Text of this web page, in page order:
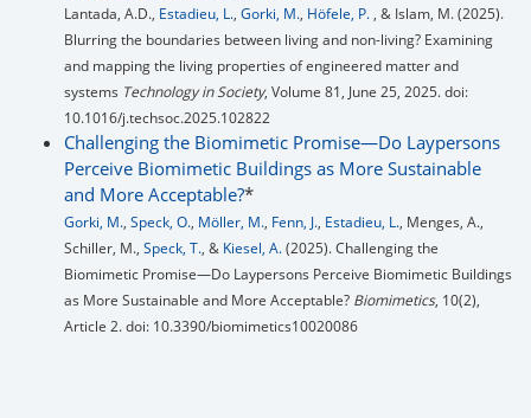
Lantada, A.D., Estadieu, L., Gorki, M., Höfele, P. , & Islam, M. (2025).
Blurring the boundaries between living and non-living? Examining
and mapping the living properties of engineered matter and
systems Technology in Society, Volume 81, June 25, 2025. doi:
10.1016/j.techsoc.2025.102822
Challenging the Biomimetic Promise—Do Laypersons
Perceive Biomimetic Buildings as More Sustainable
and More Acceptable?*
Gorki, M., Speck, O., Möller, M., Fenn, J., Estadieu, L., Menges, A.,
Schiller, M., Speck, T., & Kiesel, A.(2025). Challenging the
Biomimetic Promise—Do Laypersons Perceive Biomimetic Buildings
as More Sustainable and More Acceptable? Biomimetics, 10(2),
Article 2. doi: 10.3390/biomimetics10020086